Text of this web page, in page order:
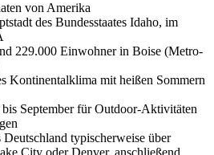
von Amerika
des Bundesstaates Idaho, im
229.000 Einwohner in Boise (Metro-
Kontinentalklima mit heißen Sommern
bis September für Outdoor-Aktivitäten
Deutschland typischerweise über